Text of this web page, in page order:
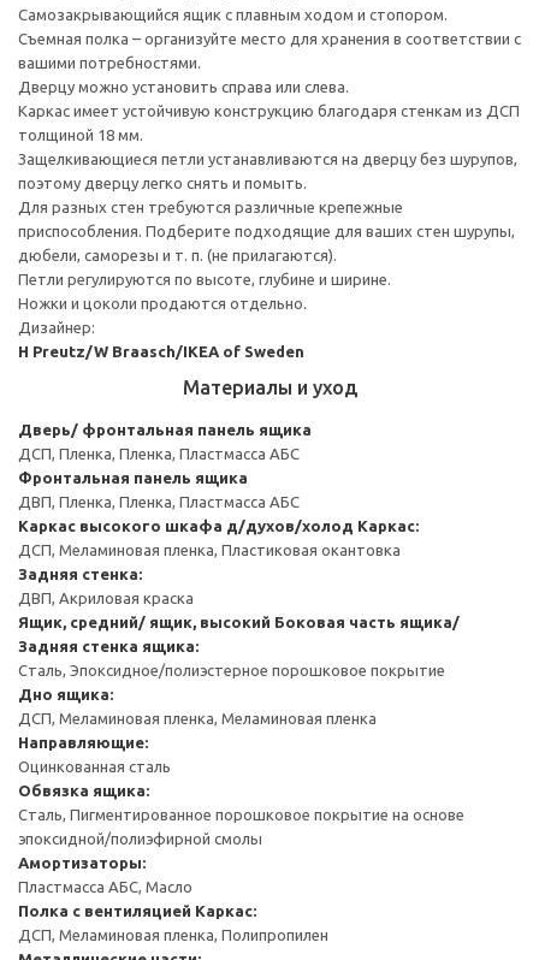
Cамозакрывающийся ящик с плавным ходом и стопором.
Съемная полка – организуйте место для хранения в соответствии с
вашими потребностями.
Дверцу можно установить справа или слева.
Каркас имеет устойчивую конструкцию благодаря стенкам из ДСП
толщиной 18 мм.
Защелкивающиеся петли устанавливаются на дверцу без шурупов,
поэтому дверцу легко снять и помыть.
Для разных стен требуются различные крепежные
приспособления. Подберите подходящие для ваших стен шурупы,
дюбели, саморезы и т. п. (не прилагаются).
Петли регулируются по высоте, глубине и ширине.
Ножки и цоколи продаются отдельно.
Дизайнер:
H Preutz/W Braasch/IKEA of Sweden
Материалы и уход
Дверь/ фронтальная панель ящика
ДСП, Пленка, Пленка, Пластмасса АБС
Фронтальная панель ящика
ДВП, Пленка, Пленка, Пластмасса АБС
Каркас высокого шкафа д/духов/холод Каркас:
ДСП, Меламиновая пленка, Пластиковая окантовка
Задняя стенка:
ДВП, Акриловая краска
Ящик, средний/ ящик, высокий Боковая часть ящика/
Задняя стенка ящика:
Сталь, Эпоксидное/полиэстерное порошковое покрытие
Дно ящика:
ДСП, Меламиновая пленка, Меламиновая пленка
Направляющие:
Оцинкованная сталь
Обвязка ящика:
Сталь, Пигментированное порошковое покрытие на основе
эпоксидной/полиэфирной смолы
Амортизаторы:
Пластмасса АБС, Масло
Полка с вентиляцией Каркас:
ДСП, Меламиновая пленка, Полипропилен